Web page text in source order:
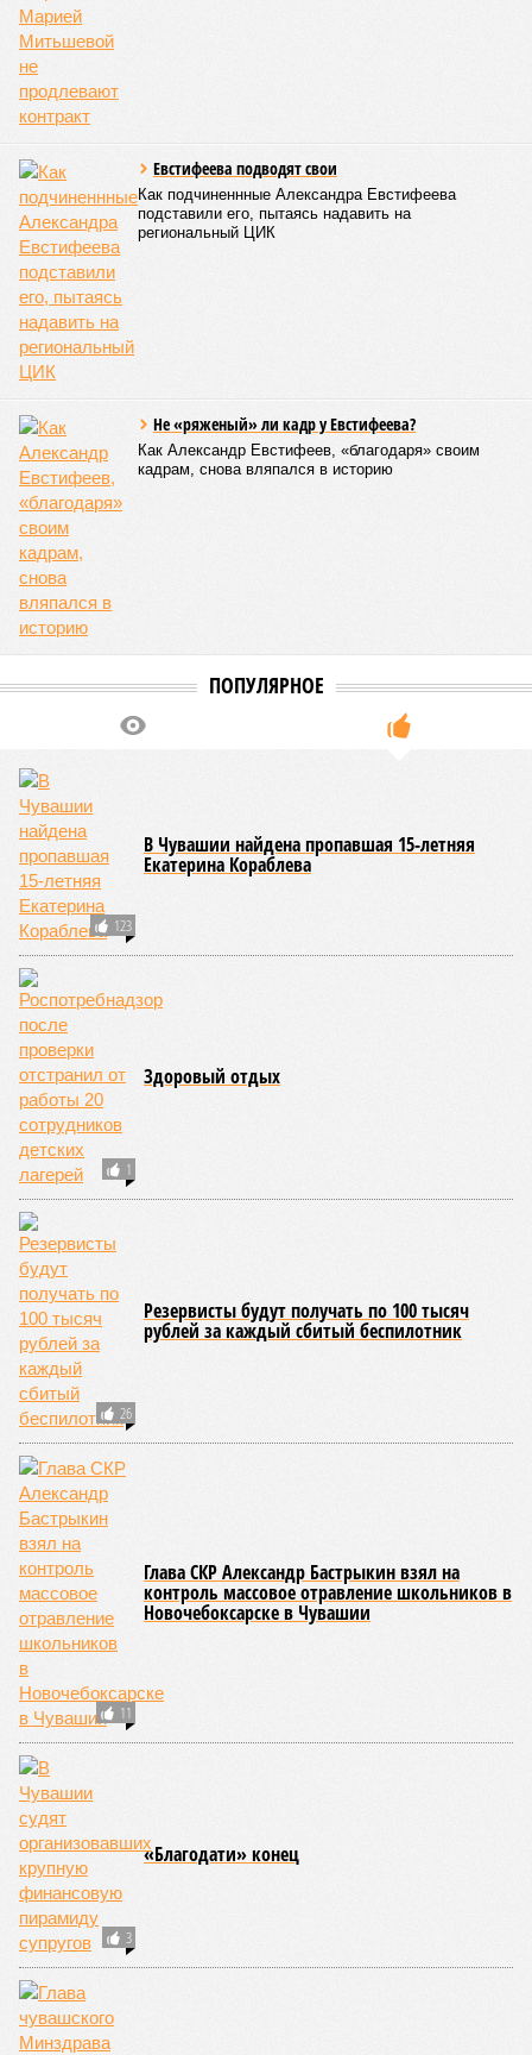
Евстифеева подводят свои
Как подчиненнные Александра Евстифеева
подставили его, пытаясь надавить на
региональный ЦИК
Не «ряженый» ли кадр у Евстифеева?
Как Александр Евстифеев, «благодаря» своим
кадрам, снова вляпался в историю
ПОПУЛЯРНОЕ
123
В Чувашии найдена пропавшая 15-летняя
Екатерина Кораблева
1
Здоровый отдых
26
Резервисты будут получать по 100 тысяч
рублей за каждый сбитый беспилотник
11
Глава СКР Александр Бастрыкин взял на
контроль массовое отравление школьников в
Новочебоксарске в Чувашии
3
«Благодати» конец